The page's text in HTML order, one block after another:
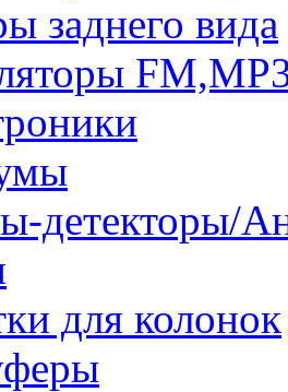
заднего вида
детекторы/
для колонок